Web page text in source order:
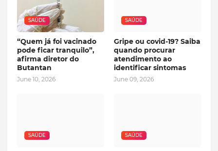
SAÚDE
“Quem já foi vacinado
pode ficar tranquilo”,
afirma diretor do
Butantan
June 10, 2026
SAÚDE
Gripe ou covid-19? Saiba
quando procurar
atendimento ao
identificar sintomas
June 09, 2026
SAÚDE SAÚDE